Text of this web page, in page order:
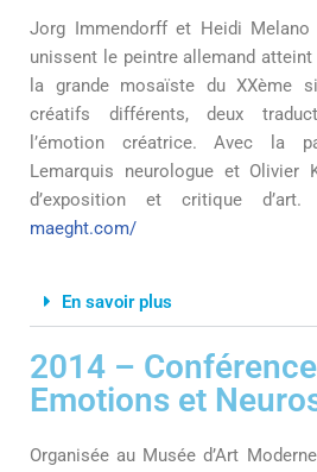
Jorg Immendorff et Heidi Melano
unissent le peintre allemand
la grande mosaïste du XXème
créatifs différents, deux
l’émotion créatrice. Avec la
Lemarquis neurologue et Olivier
d’exposition et critique d’art.
maeght.com/
En savoir plus
2014 –
Emotions et
Organisée au Musée d’Art